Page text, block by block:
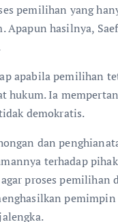
pemilihan yang
Apapun hasilnya,
apabila pemilihan
hukum. Ia
demokratis.
dan
terhadap
proses